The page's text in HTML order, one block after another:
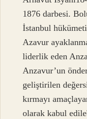
1876 darbesi.
İstanbul
Azavur
liderlik eden
Anzavur’un
geliştirilen
kırmayı
olarak kabul